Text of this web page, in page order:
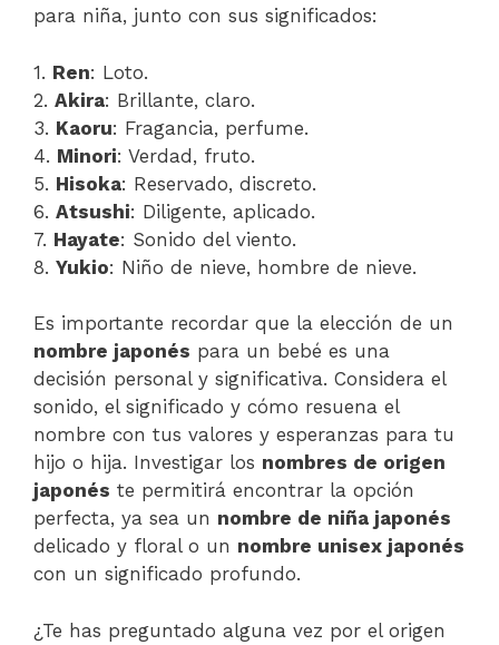
para niña, junto con sus significados:
1. Ren: Loto.
2. Akira: Brillante, claro.
3. Kaoru: Fragancia, perfume.
4. Minori: Verdad, fruto.
5. Hisoka: Reservado, discreto.
6. Atsushi: Diligente, aplicado.
7. Hayate: Sonido del viento.
8. Yukio: Niño de nieve, hombre de nieve.
Es importante recordar que la elección de un
nombre japonés para un bebé es una
decisión personal y significativa. Considera el
sonido, el significado y cómo resuena el
nombre con tus valores y esperanzas para tu
hijo o hija. Investigar los nombres de origen
japonés te permitirá encontrar la opción
perfecta, ya sea un nombre de niña japonés
delicado y floral o un nombre unisex japonés
con un significado profundo.
¿Te has preguntado alguna vez por el origen